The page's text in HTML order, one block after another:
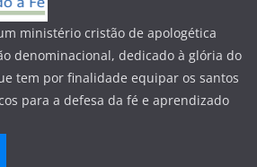
um ministério cristão de apologética
denominacional, dedicado à glória do
tem por finalidade equipar os santos
para a defesa da fé e aprendizado